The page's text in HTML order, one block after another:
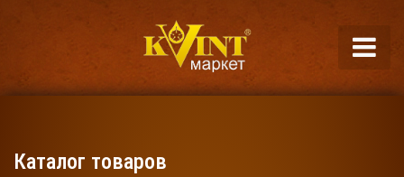
Каталог товаров